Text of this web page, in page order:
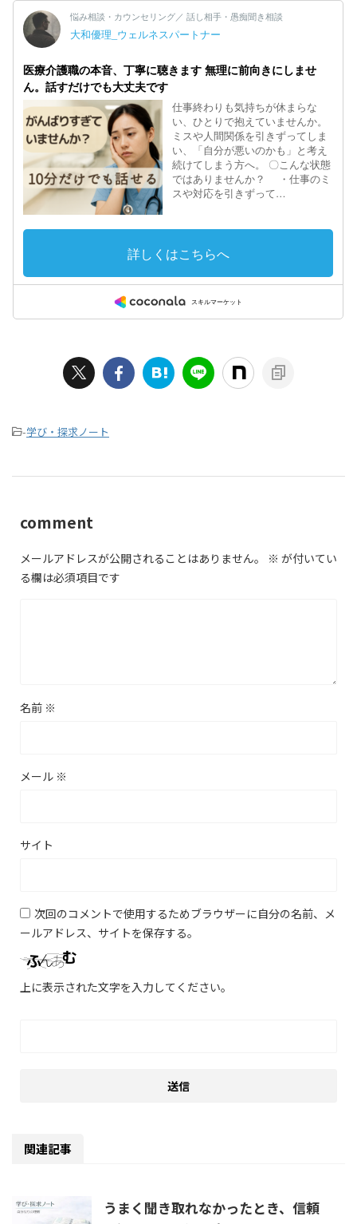
-学び・探求ノート
comment
メールアドレスが公開されることはありません。 ※ が付いてい
る欄は必須項目です
名前 ※
メール ※
サイト
次回のコメントで使用するためブラウザーに自分の名前、メ
ールアドレス、サイトを保存する。
上に表示された文字を入力してください。
関連記事
うまく聞き取れなかったとき、信頼